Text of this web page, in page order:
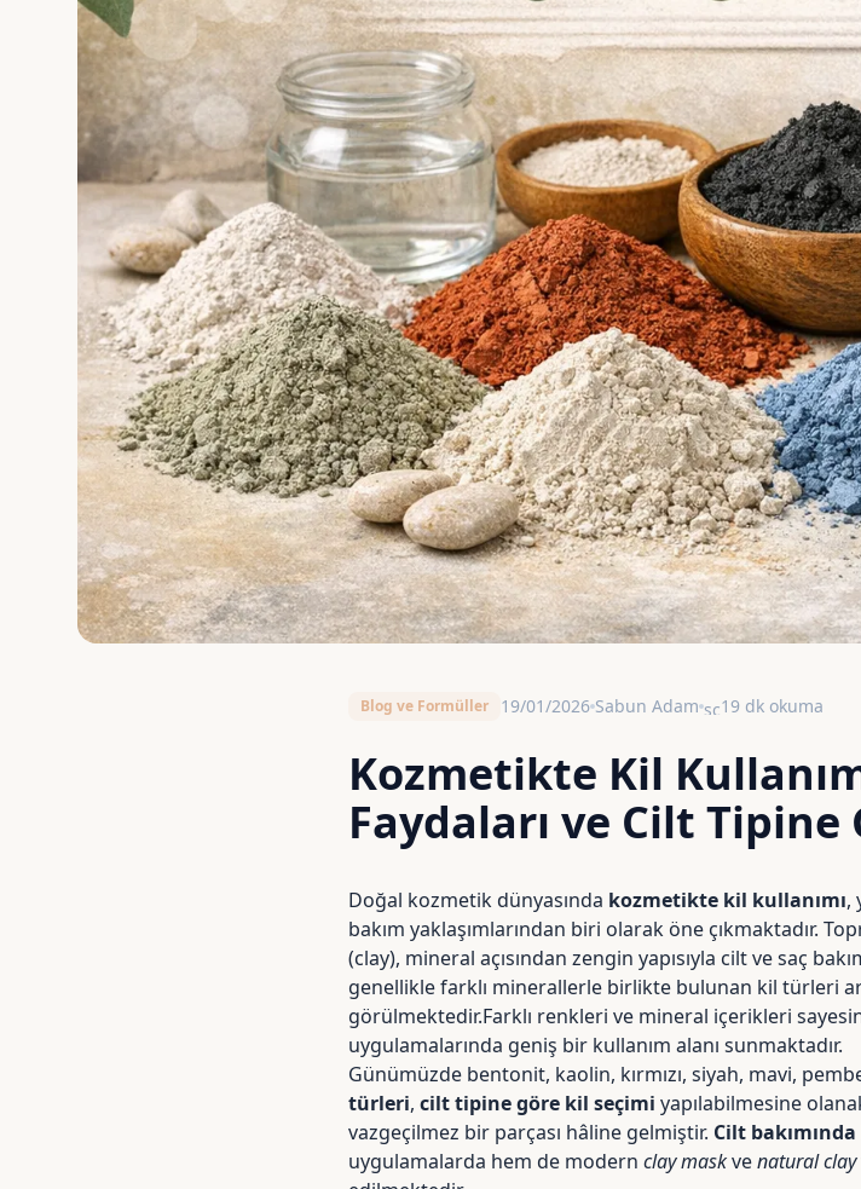
Blog ve Formüller 19/01/2026 Sabun Adam schedule
19 dk okuma
Kozmetikte Kil
Faydaları ve Cilt Tipine
Doğal kozmetik dünyasında kozmetikte kil kullanımı,
bakım yaklaşımlarından biri olarak öne çıkmaktadır.
(clay), mineral açısından zengin yapısıyla cilt ve saç
genellikle farklı minerallerle birlikte bulunan kil türleri
görülmektedir.Farklı renkleri ve mineral içerikleri
uygulamalarında geniş bir kullanım alanı sunmaktadır.
Günümüzde bentonit, kaolin, kırmızı, siyah, mavi,
türleri, cilt tipine göre kil seçimi yapılabilmesine
vazgeçilmez bir parçası hâline gelmiştir. Cilt
uygulamalarda hem de modern clay maskvenatural clay